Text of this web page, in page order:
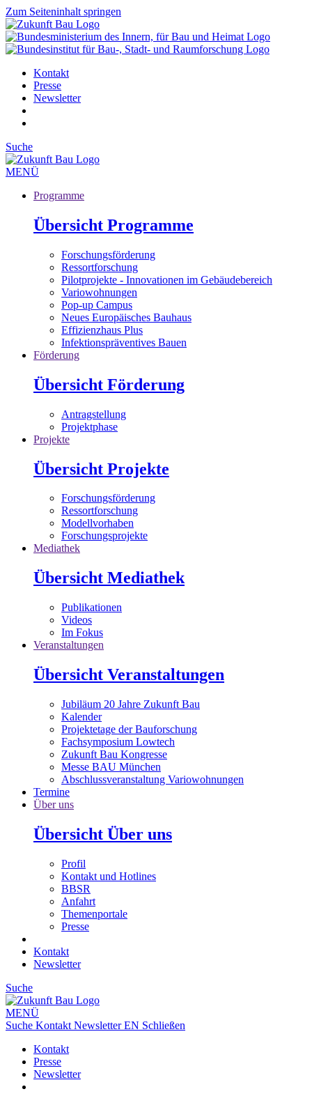
Zum Seiteninhalt springen
Kontakt
Presse
Newsletter
Suche
MENÜ
Programme
Übersicht Programme
Forschungsförderung
Ressortforschung
Pilotprojekte - Innovationen im Gebäudebereich
Variowohnungen
Pop-up Campus
Neues Europäisches Bauhaus
Effizienzhaus Plus
Infektionspräventives Bauen
Förderung
Übersicht Förderung
Antragstellung
Projektphase
Projekte
Übersicht Projekte
Forschungsförderung
Ressortforschung
Modellvorhaben
Forschungsprojekte
Mediathek
Übersicht Mediathek
Publikationen
Videos
Im Fokus
Veranstaltungen
Übersicht Veranstaltungen
Jubiläum 20 Jahre Zukunft Bau
Kalender
Projektetage der Bauforschung
Fachsymposium Lowtech
Zukunft Bau Kongresse
Messe BAU München
Abschlussveranstaltung Variowohnungen
Termine
Über uns
Übersicht Über uns
Profil
Kontakt und Hotlines
BBSR
Anfahrt
Themenportale
Presse
Kontakt
Newsletter
Suche
MENÜ
Suche Kontakt NewsletterEN Schließen
Kontakt
Presse
Newsletter